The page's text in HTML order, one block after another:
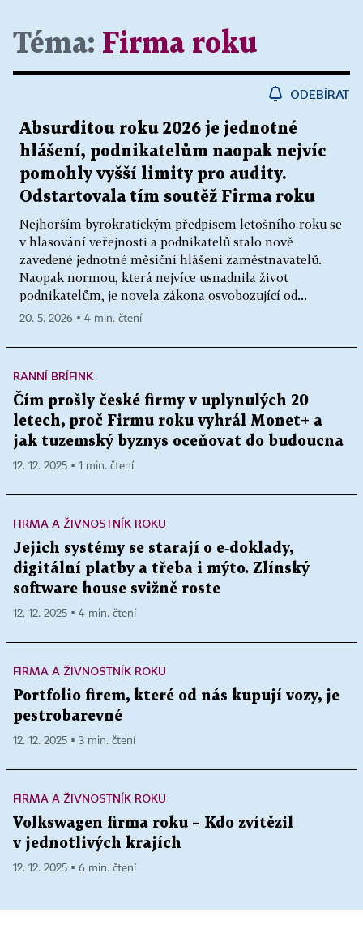
Téma: Firma roku
ODEBÍRAT
Absurditou roku 2026 je jednotné
hlášení, podnikatelům naopak nejvíc
pomohly vyšší limity pro audity.
Odstartovala tím soutěž Firma roku
Nejhorším byrokratickým předpisem letošního roku se
v hlasování veřejnosti a podnikatelů stalo nově
zavedené jednotné měsíční hlášení zaměstnavatelů.
Naopak normou, která nejvíce usnadnila život
podnikatelům, je novela zákona osvobozující od...
20. 5. 2026 ▪ 4 min. čtení
RANNÍ BRÍFINK
Čím prošly české firmy v uplynulých 20
letech, proč Firmu roku vyhrál Monet+ a
jak tuzemský byznys oceňovat do budoucna
12. 12. 2025 ▪ 1 min. čtení
FIRMA A ŽIVNOSTNÍK ROKU
Jejich systémy se starají o e‑doklady,
digitální platby a třeba i mýto. Zlínský
software house svižně roste
12. 12. 2025 ▪ 4 min. čtení
FIRMA A ŽIVNOSTNÍK ROKU
Portfolio firem, které od nás kupují vozy, je
pestrobarevné
12. 12. 2025 ▪ 3 min. čtení
FIRMA A ŽIVNOSTNÍK ROKU
Volkswagen firma roku – Kdo zvítězil
v jednotlivých krajích
12. 12. 2025 ▪ 6 min. čtení